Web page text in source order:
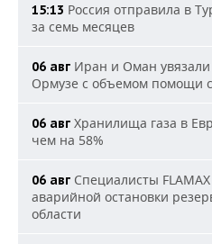
15:13 Россия отправила в
за семь месяцев
06 авг Иран и Оман
Ормузе с объемом помощи
06 авг Хранилища газа в
чем на 58%
06 авг Специалисты
аварийной остановки
области